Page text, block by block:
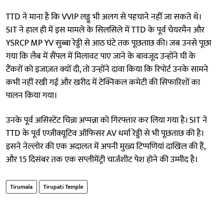
TTD ने माना है कि VVIP लड्डू भी अलग से पहचाने नहीं जा सकते थे।
SIT ने हाल ही में इस मामले के सिलसिले में TTD के पूर्व चेयरमैन और
YSRCP MP YV सुब्बा रेड्डी से आठ घंटे तक पूछताछ की। जब उनसे पूछा
गया कि लैब में सैंपल में मिलावट पाए जाने के बावजूद उन्होंने घी के
टैंकरों को इजाज़त क्यों दी, तो उन्होंने दावा किया कि रिपोर्ट उनके सामने
कभी नहीं रखी गई और खरीद में टेक्निकल कमेटी की सिफारिशों का
पालन किया गया।
उनके पूर्व असिस्टेंट चिन्ना अप्पन्ना को गिरफ्तार कर लिया गया है। SIT ने
TTD के पूर्व एग्जीक्यूटिव ऑफिसर AV धर्मा रेड्डी से भी पूछताछ की है।
इसने नेल्लोर की एक अदालत में अपनी मुख्य टिप्पणियां दाखिल की हैं,
और 15 दिसंबर तक एक सप्लीमेंट्री चार्जशीट पेश होने की उम्मीद है।
Tirumala Tirupati Temple